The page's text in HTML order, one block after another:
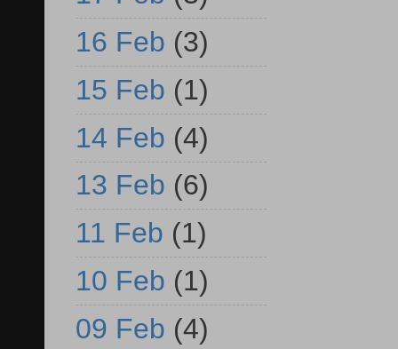
16 Feb (3)
15 Feb (1)
14 Feb (4)
13 Feb (6)
11 Feb (1)
10 Feb (1)
09 Feb (4)